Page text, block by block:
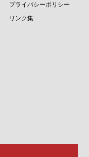
プライバシーポリシー
リンク集